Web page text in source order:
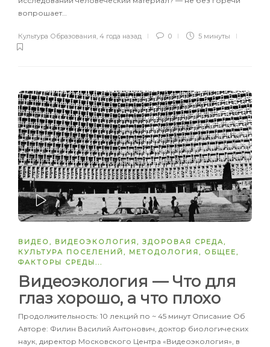
вопрошает…
Культура Образования 4 года назад 0 5 минуты
ЗАПУСТИТЬ
ВИДЕО, ВИДЕОЭКОЛОГИЯ, ЗДОРОВАЯ СРЕДА,
КУЛЬТУРА ПОСЕЛЕНИЙ, МЕТОДОЛОГИЯ, ОБЩЕЕ,
ФАКТОРЫ СРЕДЫ...
Видеоэкология — Что для
глаз хорошо, а что плохо
Продолжительность: 10 лекций по ~ 45 минут Описание Об
Авторе: Филин Василий Антонович, доктор биологических
наук, директор Московского Центра «Видеоэкология», в